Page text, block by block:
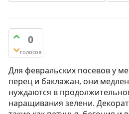
0
голосов
Для февральских посевов у
перец и баклажан, они
нуждаются в
наращивания зелени.